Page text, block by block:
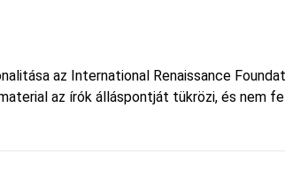
az International Renaissance
az írók álláspontját tükrözi, és nem